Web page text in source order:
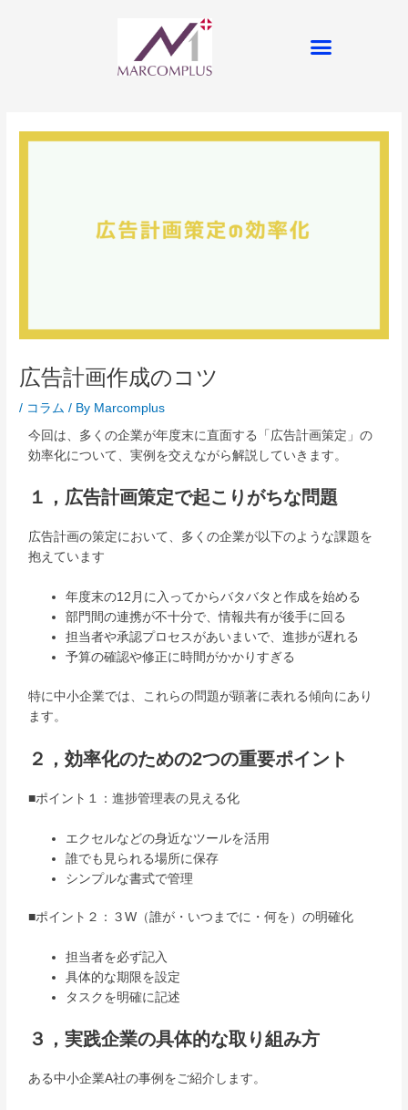
メ
ニ
広告計画作成のコツ
/ コラム / By Marcomplus
今回は、多くの企業が年度末に直面する「広告計画策定」の
効率化について、実例を交えながら解説していきます。
１，広告計画策定で起こりがちな問題
広告計画の策定において、多くの企業が以下のような課題を
抱えています
年度末の12月に入ってからバタバタと作成を始める
部門間の連携が不十分で、情報共有が後手に回る
担当者や承認プロセスがあいまいで、進捗が遅れる
予算の確認や修正に時間がかかりすぎる
特に中小企業では、これらの問題が顕著に表れる傾向にあり
ます。
２，効率化のための2つの重要ポイント
■ポイント１：進捗管理表の見える化
エクセルなどの身近なツールを活用
誰でも見られる場所に保存
シンプルな書式で管理
■ポイント２：３W（誰が・いつまでに・何を）の明確化
担当者を必ず記入
具体的な期限を設定
タスクを明確に記述
３，実践企業の具体的な取り組み方
ある中小企業A社の事例をご紹介します。